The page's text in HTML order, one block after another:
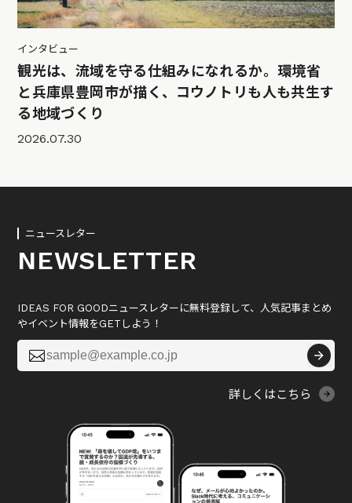
インタビュー
観光は、流域を守る仕組みになれるか。環境省
と兵庫県豊岡市が描く、コウノトリも人も共生す
る地域づくり
2026.07.30
ニュースレター
NEWSLETTER
IDEAS FOR GOODニュースレターに無料登録して、人気記事まとめ
やイベント情報をGETしよう！

詳しくはこちら